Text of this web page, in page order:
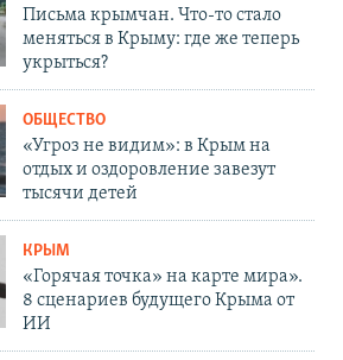
Письма крымчан. Что-то стало
меняться в Крыму: где же теперь
укрыться?
ОБЩЕСТВО
«Угроз не видим»: в Крым на
отдых и оздоровление завезут
тысячи детей
КРЫМ
«Горячая точка» на карте мира».
8 сценариев будущего Крыма от
ИИ